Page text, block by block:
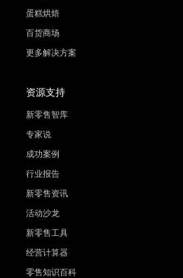
蛋糕烘焙
百货商场
更多解决方案
资源支持
新零售智库
专家说
成功案例
行业报告
新零售资讯
活动沙龙
新零售工具
经营计算器
零售知识百科